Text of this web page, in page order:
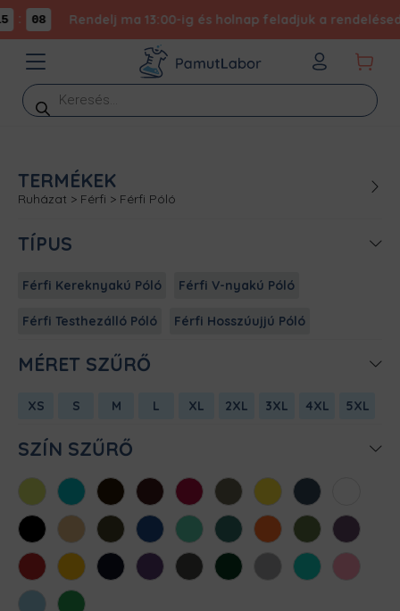
08 Rendelj ma 13:00-ig és holnap feladjuk a
Products
search
TERMÉKEK
Ruházat > Férfi > Férfi Póló
TÍPUS
Férfi Kereknyakú Póló Férfi V-nyakú Póló
Férfi Testhezálló Póló Férfi Hosszúujjú Póló
MÉRET SZŰRŐ
XS S M L XL 2XL 3XL 4XL 5XL
SZÍN SZŰRŐ
AlmazöldAtollkékBarnaBordóChili Cink Citromsárga
Denim
FeketeHomokKhaki KirálykékMentaMéregzöld
NarancsOliva Padlizsán
Piros SárgaSötétkékSötétlilaSötétszürke
SötétzöldSportszürke
Türkiz
Világos
rózsaszín
Világoskék
Zöld